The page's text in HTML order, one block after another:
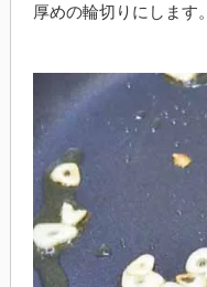
厚めの輪切りにします。